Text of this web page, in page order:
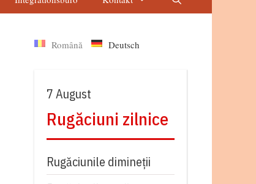
Română Deutsch
7 August
Rugăciuni zilnice
Rugăciunile dimineții